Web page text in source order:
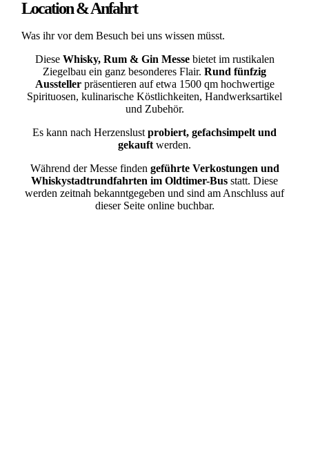
Location & Anfahrt
Was ihr vor dem Besuch bei uns wissen müsst.
Diese Whisky, Rum & Gin Messebietet im rustikalen
Ziegelbau ein ganz besonderes Flair. Rund fünfzig
Ausstellerpräsentieren auf etwa 1500 qm hochwertige
Spirituosen, kulinarische Köstlichkeiten, Handwerksartikel
und Zubehör.
Es kann nach Herzenslustprobiert, gefachsimpelt und
gekauftwerden.
Während der Messe finden geführte Verkostungen und
Whiskystadtrundfahrten im Oldtimer-Bus statt. Diese
werden zeitnah bekanntgegeben und sind am Anschluss auf
dieser Seite online buchbar.